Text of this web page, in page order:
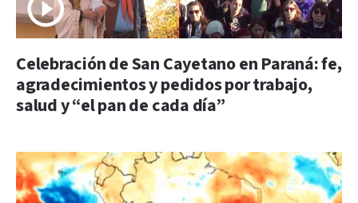
Celebración de San Cayetano en Paraná: fe,
agradecimientos y pedidos por trabajo,
salud y “el pan de cada día”